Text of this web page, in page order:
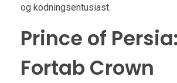
og kodningsentusiast.
Prince of
Fortab Crown